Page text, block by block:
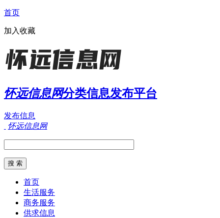
首页
加入收藏
怀远信息网分类信息发布平台
发布信息
怀远信息网
首页
生活服务
商务服务
供求信息